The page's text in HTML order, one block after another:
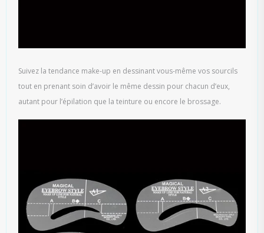
Suivez la tendance make-up en dessinant vous-même vos sourcils
tout en prenant soin d’avoir le même dessin pour chacun d’eux,
autant pour l’épilation que la teinture ou encore le brossage.